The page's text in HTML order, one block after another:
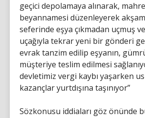
geçici depolamaya alınarak,
beyannamesi düzenleyerek
seferinde eşya çıkmadan uçmuş
uçağıyla tekrar yeni bir gönderi
evrak tanzim edilip eşyanın,
müşteriye teslim edilmesi
devletimiz vergi kaybı yaşarken
kazançlar yurtdışına taşınıyor”
Sözkonusu iddiaları göz önünde